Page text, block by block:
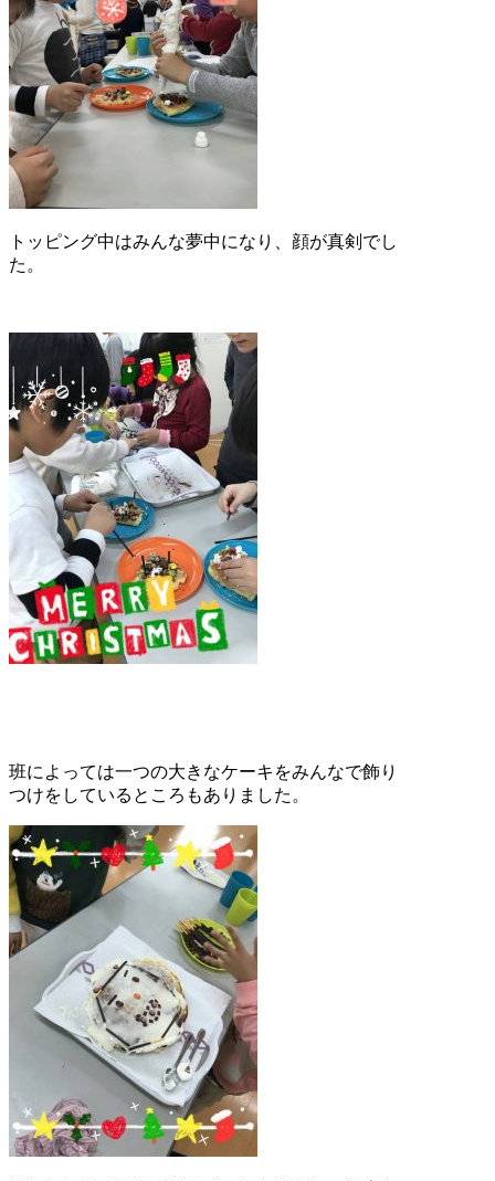
トッピング中はみんな夢中になり、顔が真剣でし
た。
班によっては一つの大きなケーキをみんなで飾り
つけをしているところもありました。